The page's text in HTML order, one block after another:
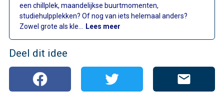
een chillplek, maandelijkse buurtmomenten,
studiehulpplekken? Of nog van iets helemaal anders?
Zowel grote als kle… Lees meer
Deel dit idee
mail